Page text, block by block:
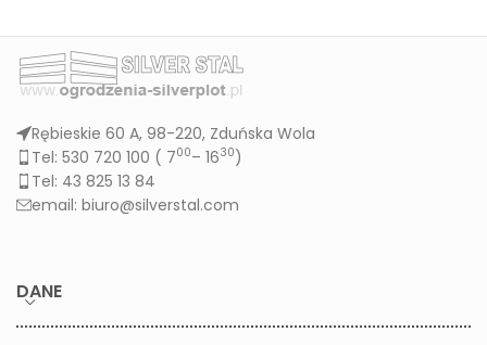
Rębieskie 60 A, 98-220, Zduńska Wola
Tel: 530 720 100 ( 700– 1630)
Tel: 43 825 13 84
email: biuro@silverstal.com
DANE